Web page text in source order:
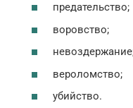
предательство;
воровство;
вероломство;
убийство.